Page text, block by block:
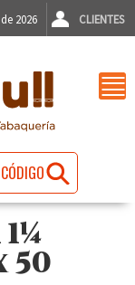
2026 CLIENTES
50